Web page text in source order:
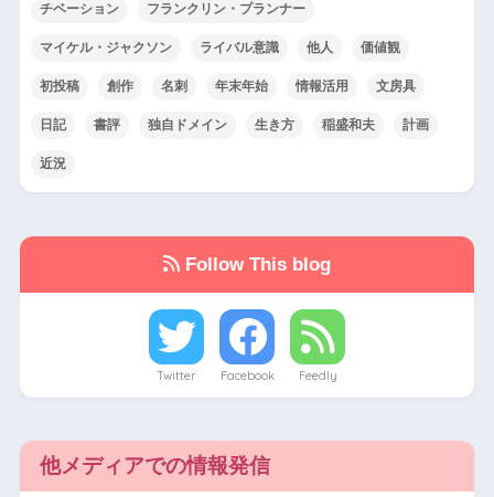
チベーション フランクリン・プランナー
マイケル・ジャクソン ライバル意識 他人 価値観
初投稿 創作 名刺 年末年始 情報活用 文房具
日記 書評 独自ドメイン 生き方 稲盛和夫 計画
近況
Follow This blog
Twitter Facebook Feedly
他メディアでの情報発信